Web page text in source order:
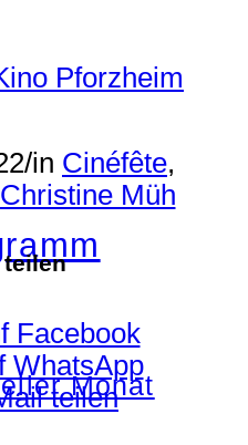
Monat
/in Cinéfête,
Christine Müh
Facebook
WhatsApp
teilen